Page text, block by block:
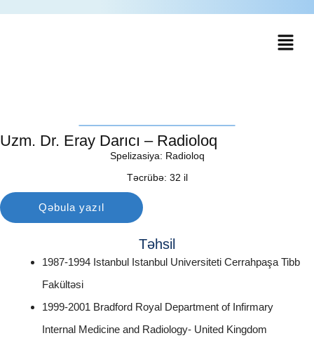
Uzm. Dr. Eray Darıcı – Radioloq
Spelizasiya: Radioloq
Təcrübə: 32 il
Qəbula yazıl
Təhsil
1987-1994 Istanbul Istanbul Universiteti Cerrahpaşa Tibb
Fakültəsi
1999-2001 Bradford Royal Department of Infirmary
Internal Medicine and Radiology- United Kingdom